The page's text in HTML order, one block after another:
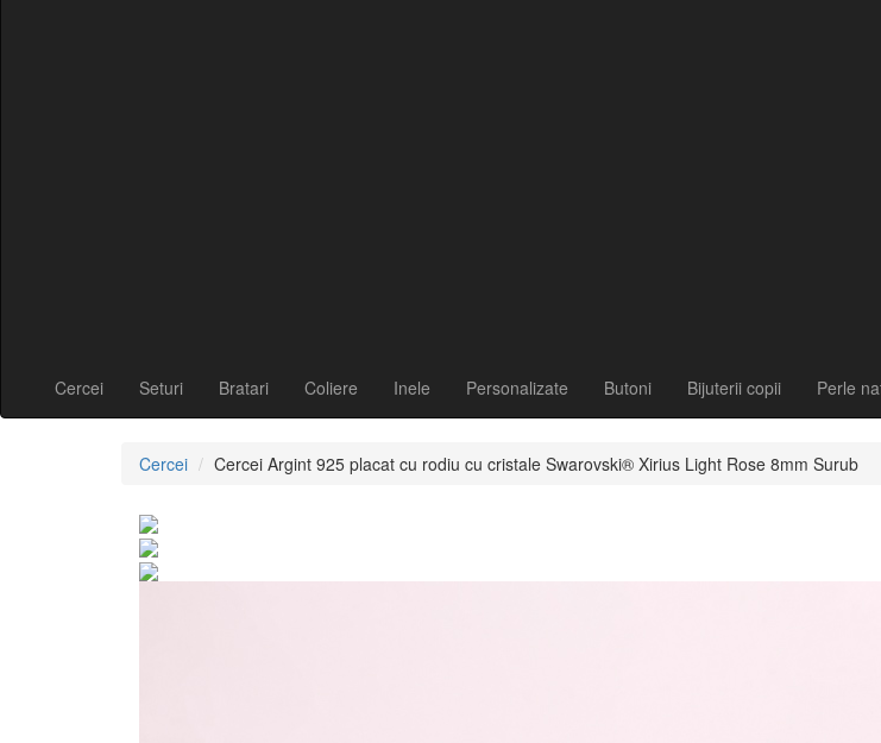
Cercei Seturi Bratari Coliere Inele Personalizate Butoni Bijuterii copii Perle
Cercei Cercei Argint 925 placat cu rodiu cu cristale Swarovski® Xirius Light Rose 8mm Surub
Cercei
rodiu cu
Xirius Light